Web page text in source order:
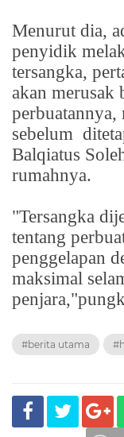
Menurut dia,
penyidik
tersangka,
akan merusak
perbuatannya,
sebelum
Balqiatus
rumahnya.
"Tersangka
tentang
penggelapan
maksimal
#berita utama